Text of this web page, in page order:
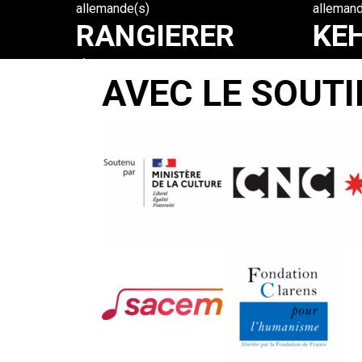
allemande(s)
RANGIERER
(DIRECTOR’S
CUT)
Böttcher
AVEC LE